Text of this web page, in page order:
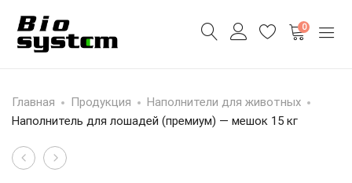
0
Главная Продукция
Наполнители для животных
Наполнитель для лошадей (премиум) — мешок 15 кг
Наполнитель
Наполнитель